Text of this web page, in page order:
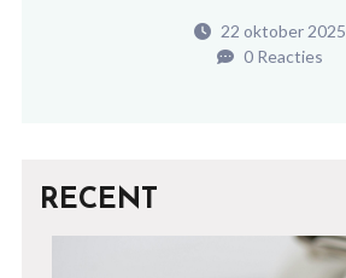
22 oktober 2025
0 Reacties
RECENT